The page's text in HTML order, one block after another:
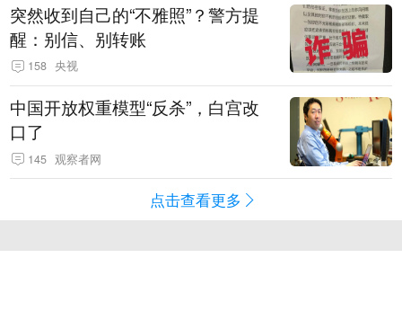
突然收到自己的“不雅照”？警方提
醒：别信、别转账
158 央视
中国开放权重模型“反杀”，白宫改
口了
145 观察者网
点击查看更多